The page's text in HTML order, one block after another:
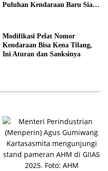
Puluhan Kendaraan Baru Siap
Modifikasi Pelat Nomor
Kendaraan Bisa Kena Tilang,
Ini Aturan dan Sanksinya